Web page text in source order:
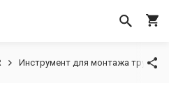
Инструмент для монтажа труб